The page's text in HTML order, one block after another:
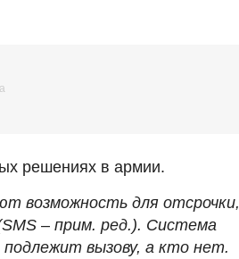
решениях в армии.
возможность для отсрочки,
– прим. ред.). Система
подлежит вызову, а кто нет.